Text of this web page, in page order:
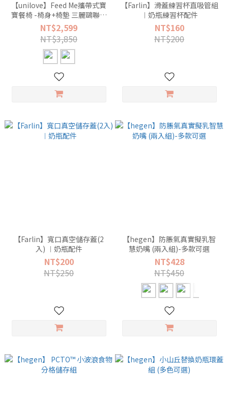
【unilove】Feed Me攜帶式寶
寶餐椅 -椅身+椅墊 三麗鷗聯名
系列
NT$2,599
NT$3,850
【Farlin】滑蓋練習杯直吸管組
︱奶瓶練習杯配件
NT$160
NT$200
【Farlin】寬口真空儲存蓋(2
入) ︱奶瓶配件
NT$200
NT$250
【hegen】防脹氣真實擬乳智
慧奶嘴 (兩入組)-多款可選
NT$428
NT$450